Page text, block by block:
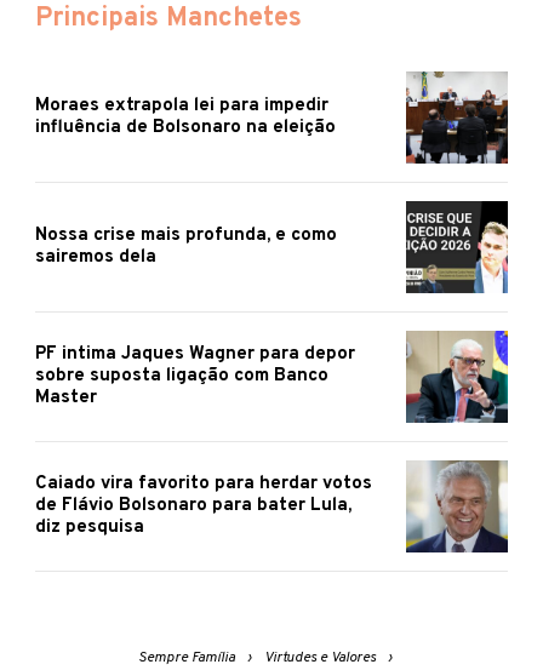
Principais Manchetes
Moraes extrapola lei para impedir
influência de Bolsonaro na eleição
Nossa crise mais profunda, e como
sairemos dela
PF intima Jaques Wagner para depor
sobre suposta ligação com Banco
Master
Caiado vira favorito para herdar votos
de Flávio Bolsonaro para bater Lula,
diz pesquisa
Sempre Família
Virtudes e Valores